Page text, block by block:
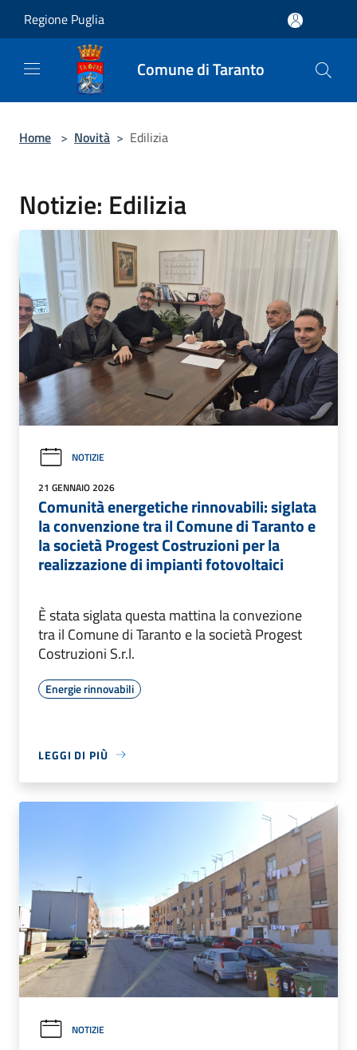
Regione Puglia
Comune di Taranto
Home > Novità > Edilizia
Notizie: Edilizia
NOTIZIE
21 GENNAIO 2026
Comunità energetiche rinnovabili: siglata
la convenzione tra il Comune di Taranto e
la società Progest Costruzioni per la
realizzazione di impianti fotovoltaici
È stata siglata questa mattina la convezione
tra il Comune di Taranto e la società Progest
Costruzioni S.r.l.
Energie rinnovabili
LEGGI DI PIÙ
NOTIZIE